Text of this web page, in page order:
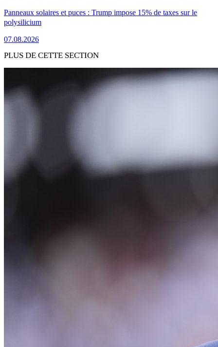
Panneaux solaires et puces : Trump impose 15% de taxes sur le
polysilicium
07.08.2026
PLUS DE CETTE SECTION